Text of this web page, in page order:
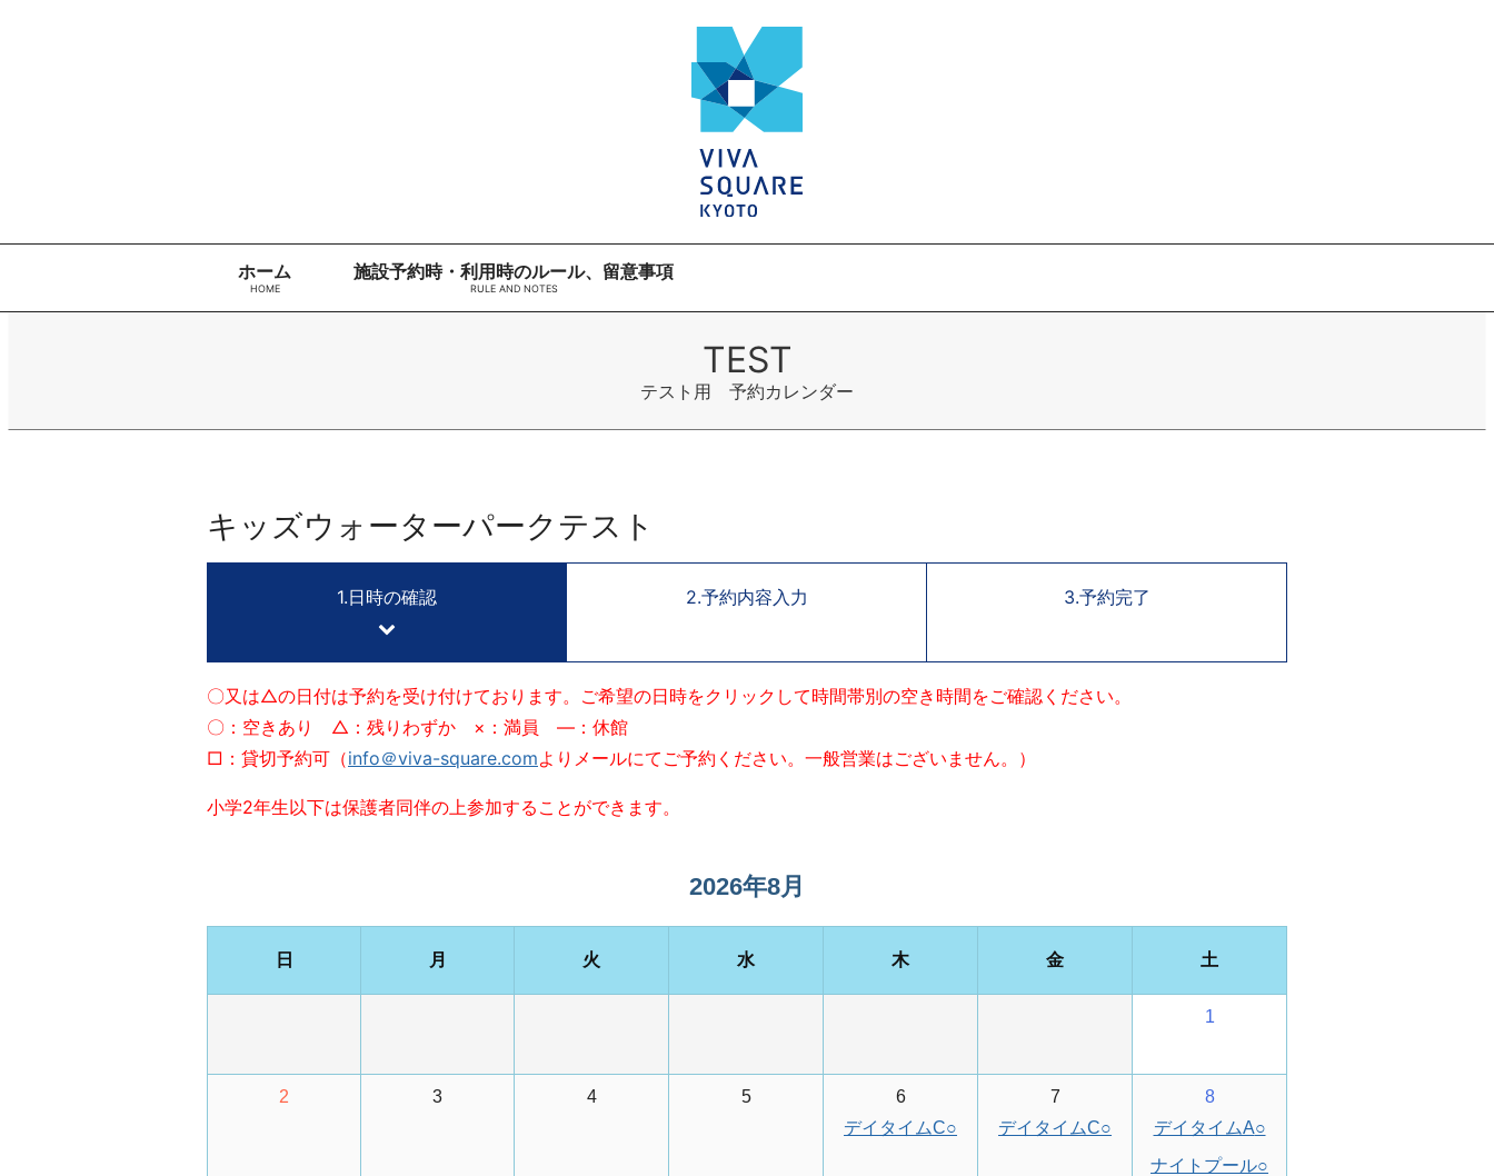
きます
ホーム 施設予約時・利用時のルール、留意事項
テスト用 予約カレンダー
キッズウォーターパークテスト
1.日時の確認 2.予約内容入力 3.予約完了
〇又は△の日付は予約を受け付けております。ご希望の日時をクリックして時間帯別の空き時間をご確認ください。
〇：空きあり △：残りわずか ×：満員 ―：休館
□：貸切予約可（info＠viva-square.comよりメールにてご予約ください。一般営業はございません。）
小学2年生以下は保護者同伴の上参加することができます。
2026年8月
日 月 火 水 木 金 土
1
2 3 4 5
6
デイタイムC○
7
デイタイムC○
8
デイタイムA○
ナイトプール○